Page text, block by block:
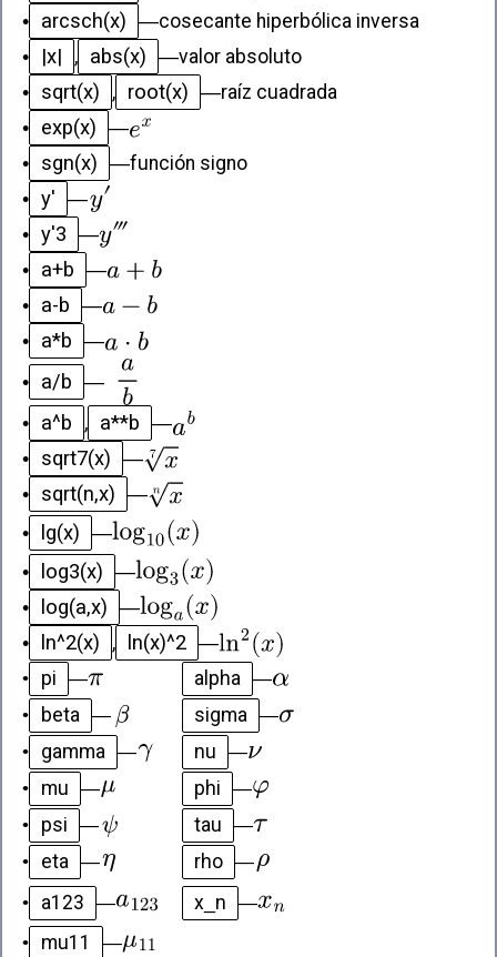
•
arcsch(x) —cosecante hiperbólica inversa
•
|x| , abs(x) —valor absoluto
•
sqrt(x) , root(x) —raíz cuadrada
•
exp(x) —
•
sgn(x) —función signo
• y' —
• y'3 —
•
a+b —
•
a-b —
•
a*b —
•
a/b —
•
a^b , a**b —
•
sqrt7(x) —
•
sqrt(n,x) —
•
lg(x) —
•
log3(x) —
•
log(a,x) —
•
ln^2(x) , ln(x)^2 —
• pi — alpha
—
•
beta — sigma
—
•
gamma — nu
—
•
mu — phi
—
•
psi — tau
—
•
eta — rho
—
•
a123 — x_n
—
•
mu11 —